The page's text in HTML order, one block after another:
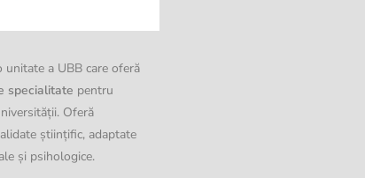
unitate a UBB care oferă
specialitate pentru
Oferă
științific, adaptate
și psihologice.